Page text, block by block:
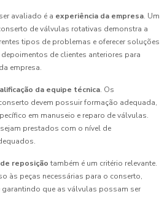
avaliado é a experiência da empresa. Um
de válvulas rotativas demonstra a
tipos de problemas e oferecer soluções
depoimentos de clientes anteriores para
empresa.
da equipe técnica. Os
devem possuir formação adequada,
em manuseio e reparo de válvulas.
prestados com o nível de
reposição também é um critério relevante.
às peças necessárias para o conserto,
que as válvulas possam ser